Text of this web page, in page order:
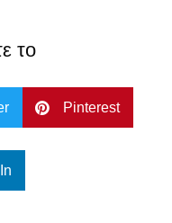
το
Pinterest